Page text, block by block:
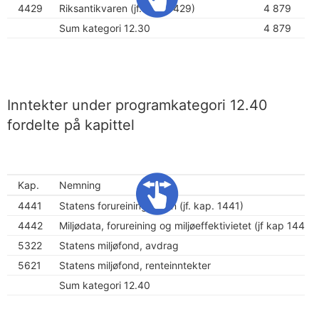
4429 Riksantikvaren (jf. kap. 1429)
4 879
Sum kategori 12.30
4 879
Inntekter under programkategori 12.40
fordelte på kapittel
Kap.
Nemning
4441
Statens forureiningstilsyn (jf. kap. 1441)
4442
Miljødata, forureining og miljøeffektivietet (jf kap 1442)
5322
Statens miljøfond, avdrag
5621
Statens miljøfond, renteinntekter
Sum kategori 12.40